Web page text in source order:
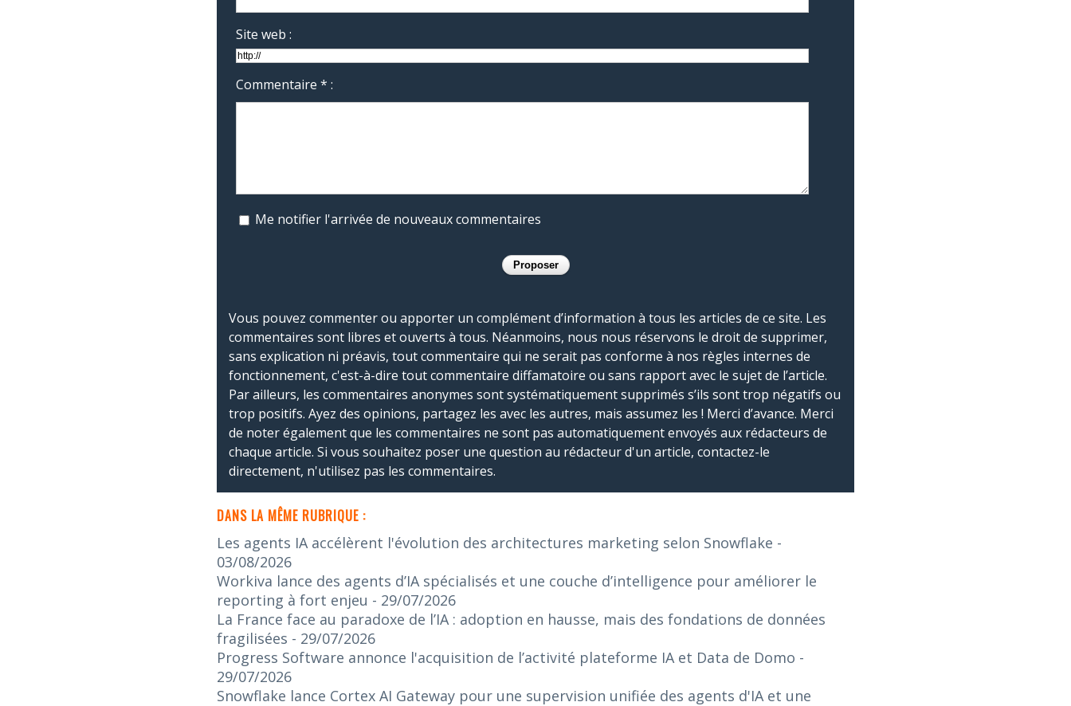
Site web :
Commentaire * :
Me notifier l'arrivée de nouveaux commentaires
Vous pouvez commenter ou apporter un complément d’information à tous les articles de ce site. Les
commentaires sont libres et ouverts à tous. Néanmoins, nous nous réservons le droit de supprimer,
sans explication ni préavis, tout commentaire qui ne serait pas conforme à nos règles internes de
fonctionnement, c'est-à-dire tout commentaire diffamatoire ou sans rapport avec le sujet de l’article.
Par ailleurs, les commentaires anonymes sont systématiquement supprimés s’ils sont trop négatifs ou
trop positifs. Ayez des opinions, partagez les avec les autres, mais assumez les ! Merci d’avance. Merci
de noter également que les commentaires ne sont pas automatiquement envoyés aux rédacteurs de
chaque article. Si vous souhaitez poser une question au rédacteur d'un article, contactez-le
directement, n'utilisez pas les commentaires.
DANS LA MÊME RUBRIQUE :
Les agents IA accélèrent l'évolution des architectures marketing selon Snowflake -
03/08/2026
Workiva lance des agents d’IA spécialisés et une couche d’intelligence pour améliorer le
reporting à fort enjeu - 29/07/2026
La France face au paradoxe de l’IA : adoption en hausse, mais des fondations de données
fragilisées - 29/07/2026
Progress Software annonce l'acquisition de l’activité plateforme IA et Data de Domo -
29/07/2026
Snowflake lance Cortex AI Gateway pour une supervision unifiée des agents d'IA et une